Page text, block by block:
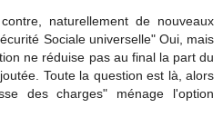
naturellement de nouveaux
Sociale universelle" Oui, mais
ne réduise pas au final la part du
Toute la question est là, alors
des charges" ménage l'option